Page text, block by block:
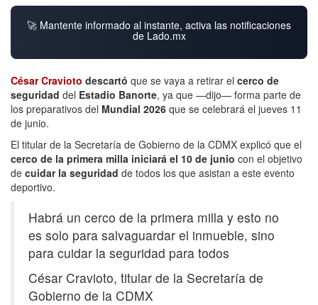
🚀 Mantente informado al instante, activa las notificaciones
de Lado.mx
César Cravioto descartó que se vaya a retirar el cerco de
seguridad del Estadio Banorte, ya que —dijo— forma parte de
los preparativos del Mundial 2026 que se celebrará el jueves 11
de junio.
El titular de la Secretaría de Gobierno de la CDMX explicó que el
cerco de la primera milla iniciará el 10 de junio con el objetivo
de cuidar la seguridad de todos los que asistan a este evento
deportivo.
Habrá un cerco de la primera milla y esto no
es solo para salvaguardar el inmueble, sino
para cuidar la seguridad para todos
César Cravioto, titular de la Secretaría de
Gobierno de la CDMX